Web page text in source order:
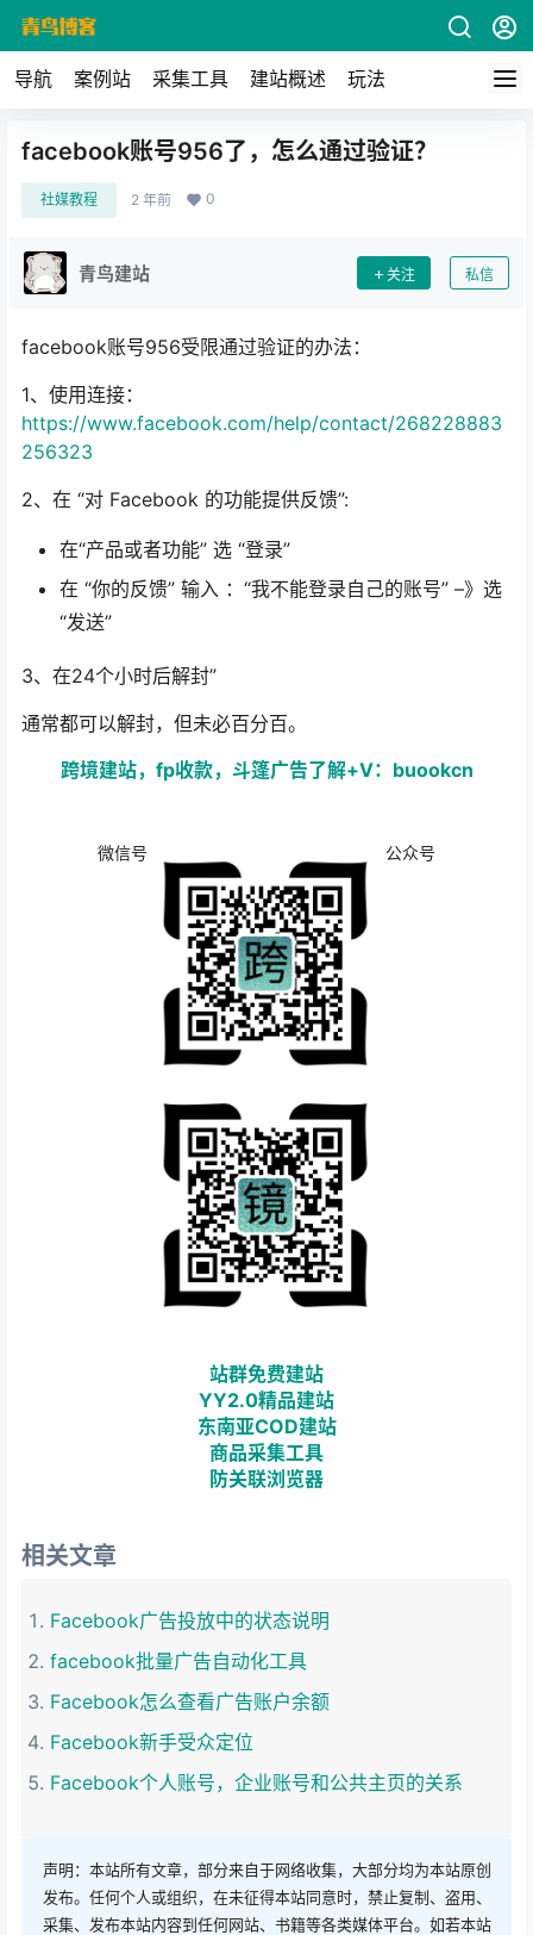
导航 案例站 采集工具 建站概述 玩法
facebook账号956了，怎么通过验证？
社媒教程 2 年前 0
青鸟建站 关注 私信
facebook账号956受限通过验证的办法：
1、使用连接：
https://www.facebook.com/help/contact/268228883
256323
2、在 “对 Facebook 的功能提供反馈”:
在“产品或者功能” 选 “登录”
在 “你的反馈” 输入 ：“我不能登录自己的账号” –》选
“发送”
3、在24个小时后解封”
通常都可以解封，但未必百分百。
跨境建站，fp收款，斗篷广告了解+V：buookcn
微信号 公众号
站群免费建站
YY2.0精品建站
东南亚COD建站
商品采集工具
防关联浏览器
相关文章
Facebook广告投放中的状态说明
facebook批量广告自动化工具
Facebook怎么查看广告账户余额
Facebook新手受众定位
Facebook个人账号，企业账号和公共主页的关系
声明：本站所有文章，部分来自于网络收集，大部分均为本站原创
发布。任何个人或组织，在未征得本站同意时，禁止复制、盗用、
采集、发布本站内容到任何网站、书籍等各类媒体平台。如若本站